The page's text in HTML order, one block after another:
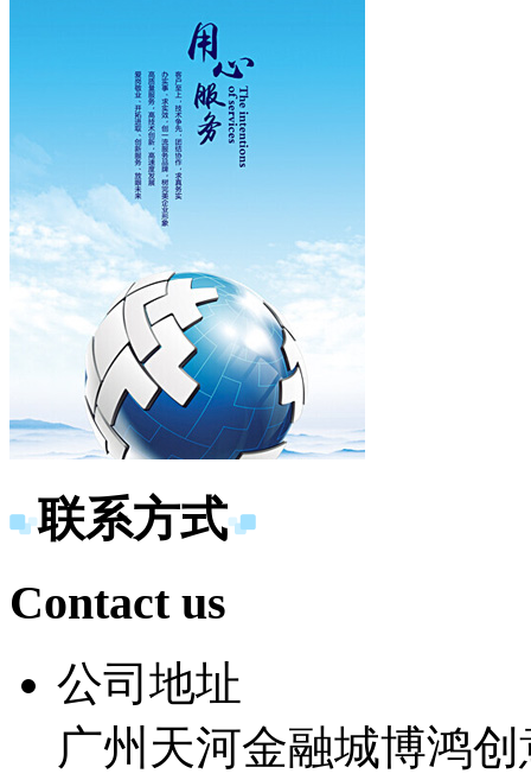
联系方式
Contact us
公司地址
广州天河金融城博鸿